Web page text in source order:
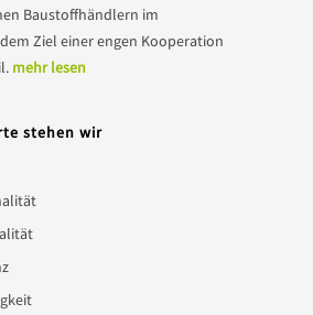
Baustoffhändlern im
Ziel einer engen Kooperation
mehr lesen
stehen wir